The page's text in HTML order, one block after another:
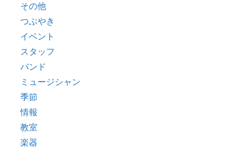
その他
つぶやき
イベント
スタッフ
バンド
ミュージシャン
季節
情報
教室
楽器